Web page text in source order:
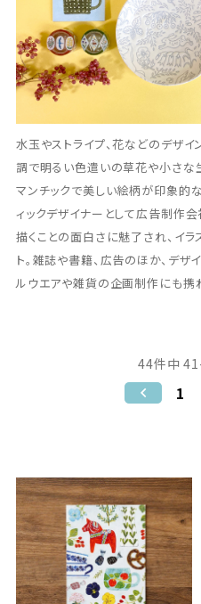
水玉やストライプ、花などのデザイ
調で明るい色遣いの草花や小さな
マンチックで美しい絵柄が印象的
ィックデザイナーとして広告制作
描くことの面白さに魅了され、イ
ト。雑誌や書籍、広告のほか、デザ
ルウエアや雑貨の企画制作にも携
44件中 41
1